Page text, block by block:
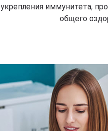
укрепления иммунитета,
общего